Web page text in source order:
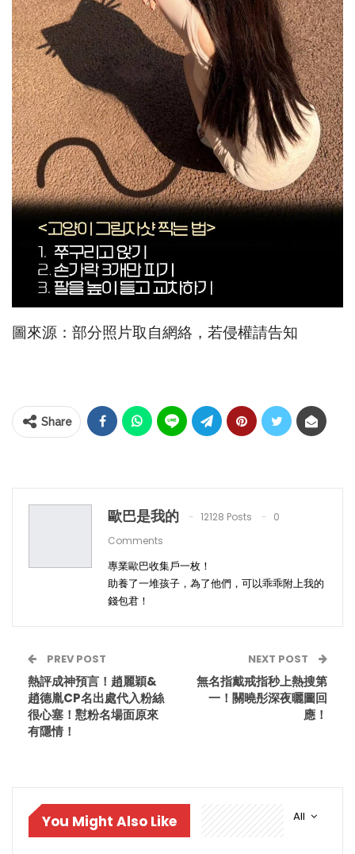
圖來源：部分照片取自網絡，若侵權請告知
Share
歐巴是我的 12128 Posts
0
Comments
專業歐巴收集戶一枚！
助養了一堆孩子，為了他們，可以乖乖附上我的
錢包君！
PREV POST
熱評成神預言！趙麗穎&
趙德胤CP名出處代入粉絲
很心塞！懟粉名場面原來
有隱情！
NEXT POST
無名指戴戒指秒上熱搜第
一！關曉彤深夜曬圖回
應！
All
You Might Also Like